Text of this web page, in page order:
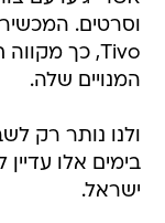
וסרטים.
המנויים שלה.
ולנו נותר רק
בימים אלו
ישראל.